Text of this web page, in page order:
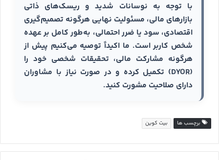
با توجه به نوسانات شدید و ریسک‌های ذاتی
بازارهای مالی، مسئولیت نهایی هرگونه تصمیم‌گیری
اقتصادی، سود یا ضرر احتمالی، به‌طور کامل بر عهده
شخص کاربر است. ما اکیداً توصیه می‌کنیم پیش از
هرگونه مشارکت مالی، تحقیقات شخصی خود را
(DYOR) تکمیل کرده و در صورت نیاز با مشاوران
دارای صلاحیت مشورت کنید.
برچسب ها بیت کوین